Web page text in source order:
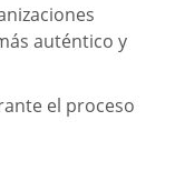
auténtico y
el proceso